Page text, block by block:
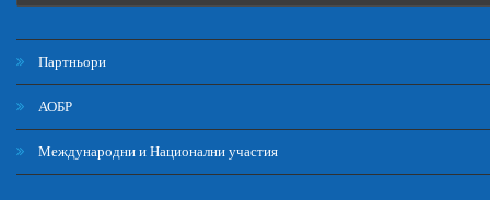
Партньори
АОБР
Международни и Национални участия